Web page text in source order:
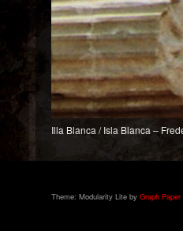
Illa Blanca / Isla Blanca –
Theme: Modularity Lite by Graph